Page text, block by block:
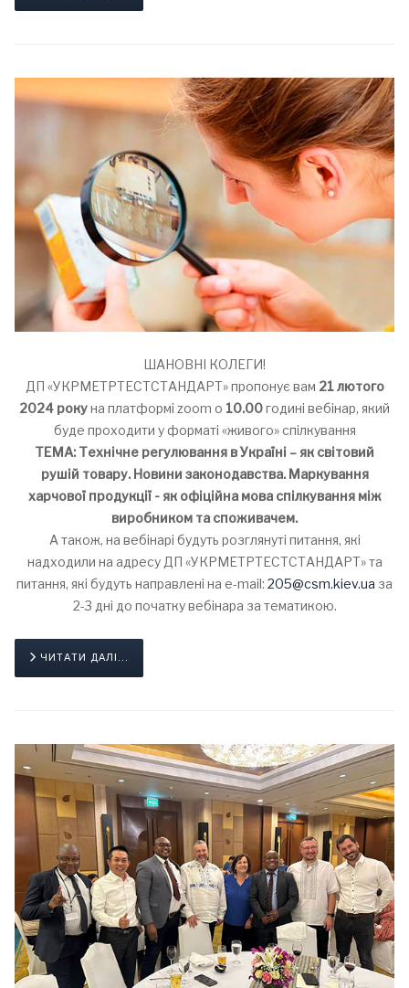
ШАНОВНІ КОЛЕГИ!
ДП «УКРМЕТРТЕСТСТАНДАРТ» пропонує вам 21 лютого
2024 рокуна платформі zoom о 10.00годині вебінар, який
буде проходити у форматі «живого» спілкування
ТЕМА: Технічне регулювання в Україні – як світовий
рушій товару. Новини законодавства. Маркування
харчової продукції - як офіційна мова спілкування між
виробником та споживачем.
А також, на вебінарі будуть розглянуті питання, які
надходили на адресу ДП «УКРМЕТРТЕСТСТАНДАРТ» та
питання, які будуть направлені на e-mail: 205@csm.kiev.ua за
2-3 дні до початку вебінара за тематикою.
ЧИТАТИ ДАЛІ...